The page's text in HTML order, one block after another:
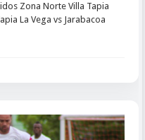
Zona Norte Villa Tapia
La Vega vs Jarabacoa